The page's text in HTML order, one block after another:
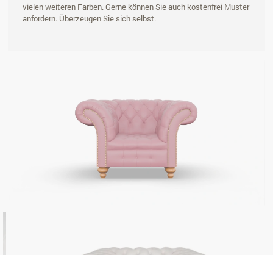
vielen weiteren Farben. Gerne können Sie auch kostenfrei Muster
anfordern. Überzeugen Sie sich selbst.